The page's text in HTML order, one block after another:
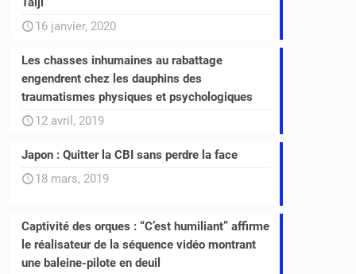
16 janvier, 2020
Les chasses inhumaines au rabattage
engendrent chez les dauphins des
traumatismes physiques et psychologiques
12 avril, 2019
Japon : Quitter la CBI sans perdre la face
18 mars, 2019
Captivité des orques : “C’est humiliant” affirme
le réalisateur de la séquence vidéo montrant
une baleine-pilote en deuil